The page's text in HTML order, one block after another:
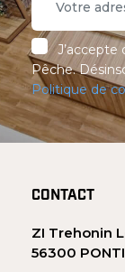
J’accepte
Pêche.
Politique de
CONTACT
ZI Trehonin
56300